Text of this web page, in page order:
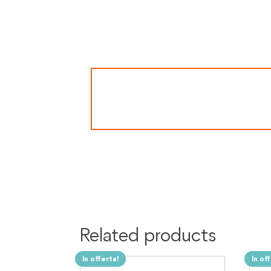
Related products
In offerta! In